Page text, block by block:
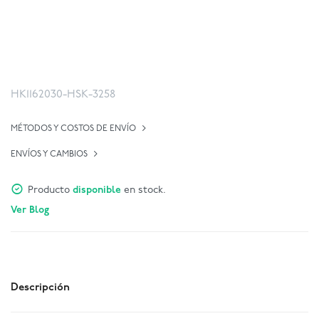
HK1162030-HSK-3258
MÉTODOS Y COSTOS DE ENVÍO
ENVÍOS Y CAMBIOS
Producto disponible en stock.
Ver Blog
Descripción